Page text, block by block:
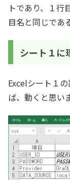
トであり、１行
目名と同じであ
シート１に
Excelシート１
ば、動くと思い